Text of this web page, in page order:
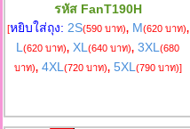
รหัส FanT190H
[หยิบใส่ถุง: 2S(590 บาท), M(620 บาท),
L(620 บาท), XL(640 บาท), 3XL(680
บาท), 4XL (720 บาท), 5XL (790 บาท)]